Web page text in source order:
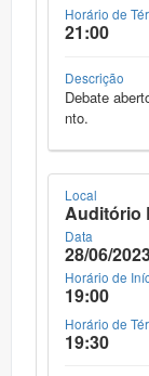
Horário de
21:00
Descrição
Debate
nto.
Local
Auditório
Data
28/06/
Horário de
19:00
Horário de
19:30